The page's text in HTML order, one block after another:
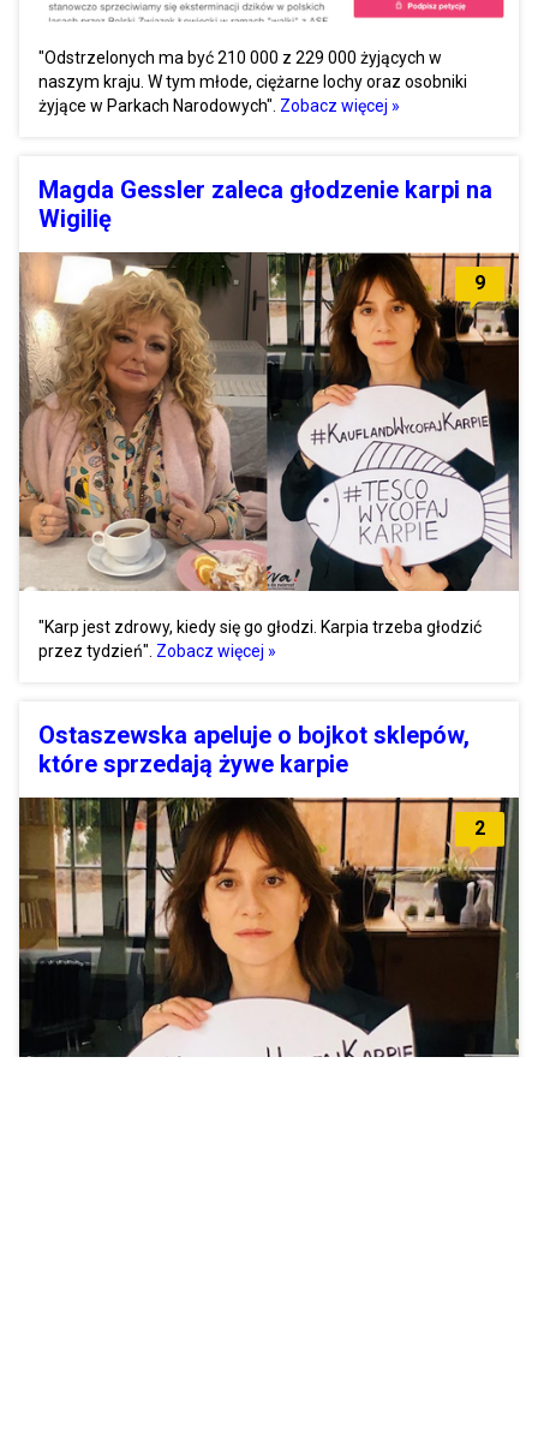
"Odstrzelonych ma być 210 000 z 229 000 żyjących w
naszym kraju. W tym młode, ciężarne lochy oraz osobniki
żyjące w Parkach Narodowych". Zobacz więcej »
Magda Gessler zaleca głodzenie karpi na
Wigilię
9
"Karp jest zdrowy, kiedy się go głodzi. Karpia trzeba głodzić
przez tydzień". Zobacz więcej »
Ostaszewska apeluje o bojkot sklepów,
które sprzedają żywe karpie
2